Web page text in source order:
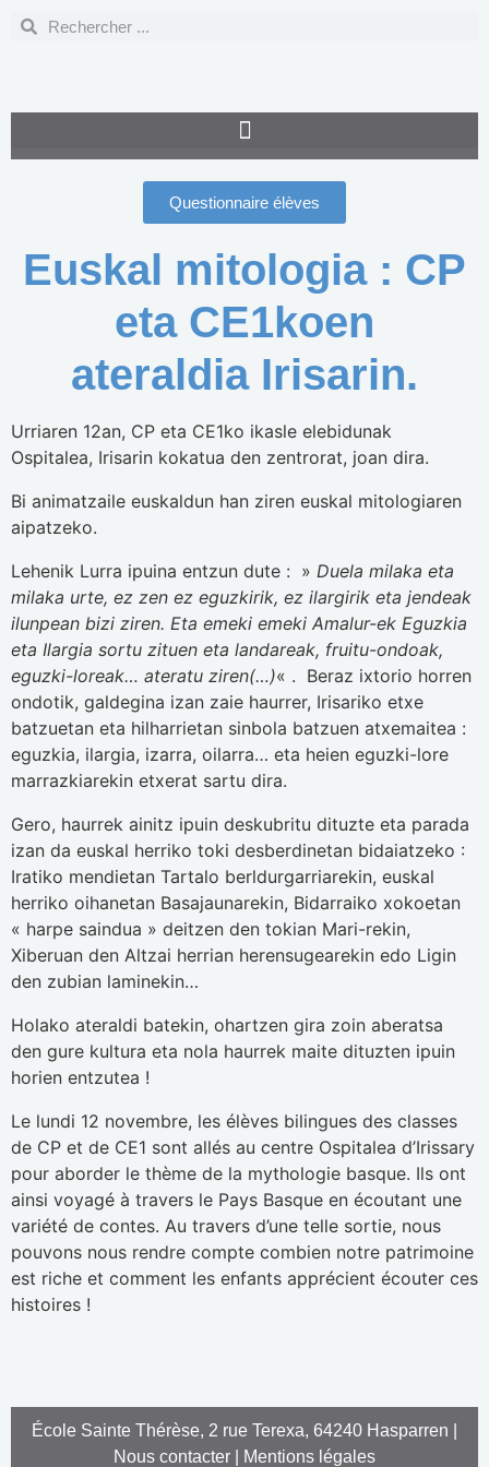
Questionnaire élèves
Euskal mitologia : CP
eta CE1koen
ateraldia Irisarin.
Urriaren 12an, CP eta CE1ko ikasle elebidunak
Ospitalea, Irisarin kokatua den zentrorat, joan dira.
Bi animatzaile euskaldun han ziren euskal mitologiaren
aipatzeko.
Lehenik Lurra ipuina entzun dute : » Duela milaka eta
milaka urte, ez zen ez eguzkirik, ez ilargirik eta jendeak
ilunpean bizi ziren. Eta emeki emeki Amalur-ek Eguzkia
eta Ilargia sortu zituen eta landareak, fruitu-ondoak,
eguzki-loreak… ateratu ziren(…)« . Beraz ixtorio horren
ondotik, galdegina izan zaie haurrer, Irisariko etxe
batzuetan eta hilharrietan sinbola batzuen atxemaitea :
eguzkia, ilargia, izarra, oilarra… eta heien eguzki-lore
marrazkiarekin etxerat sartu dira.
Gero, haurrek ainitz ipuin deskubritu dituzte eta parada
izan da euskal herriko toki desberdinetan bidaiatzeko :
Iratiko mendietan Tartalo berldurgarriarekin, euskal
herriko oihanetan Basajaunarekin, Bidarraiko xokoetan
« harpe saindua » deitzen den tokian Mari-rekin,
Xiberuan den Altzai herrian herensugearekin edo Ligin
den zubian laminekin…
Holako ateraldi batekin, ohartzen gira zoin aberatsa
den gure kultura eta nola haurrek maite dituzten ipuin
horien entzutea !
Le lundi 12 novembre, les élèves bilingues des classes
de CP et de CE1 sont allés au centre Ospitalea d’Irissary
pour aborder le thème de la mythologie basque. Ils ont
ainsi voyagé à travers le Pays Basque en écoutant une
variété de contes. Au travers d’une telle sortie, nous
pouvons nous rendre compte combien notre patrimoine
est riche et comment les enfants apprécient écouter ces
histoires !
École Sainte Thérèse, 2 rue Terexa, 64240 Hasparren |
Nous contacter
Mentions légales